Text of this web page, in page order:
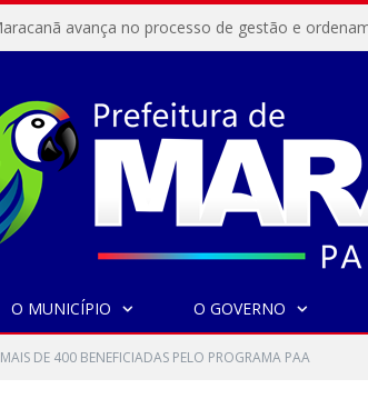
O MUNICÍPIO O GOVERNO
MAIS DE 400 BENEFICIADAS PELO PROGRAMA PAA